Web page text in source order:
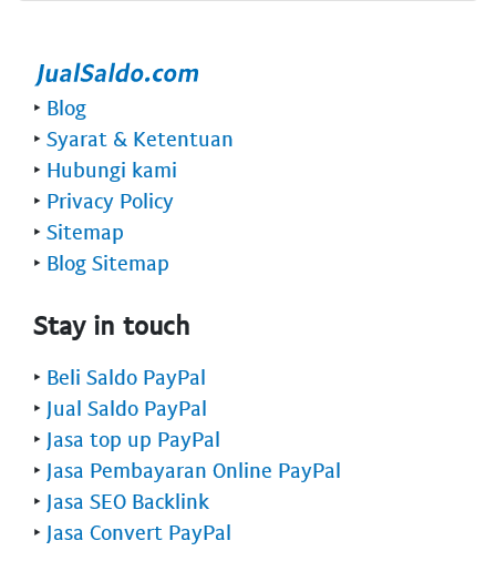
‣ Blog
‣ Syarat & Ketentuan
‣ Hubungi kami
‣ Privacy Policy
‣ Sitemap
‣ Blog Sitemap
Stay in touch
‣ Beli Saldo PayPal
‣ Jual Saldo PayPal
‣ Jasa top up PayPal
‣ Jasa Pembayaran Online PayPal
‣ Jasa SEO Backlink
‣ Jasa Convert PayPal